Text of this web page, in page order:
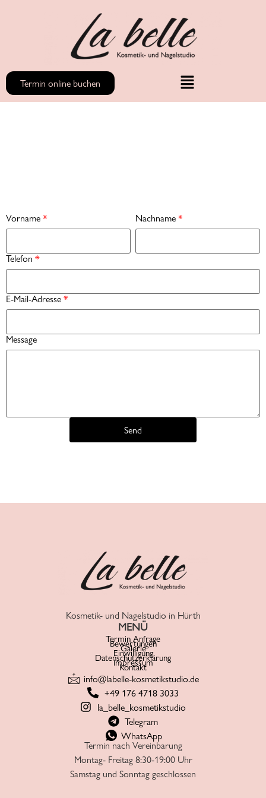
Termin online buchen
Vorname* Nachname*
Telefon*
E-Mail-Adresse*
Message
Send
Kosmetik- und Nagelstudio in Hürth
MENÜ
Termin Anfrage
Bewertungen
Galerie
Einwilligung
Datenschutzerklärung
Impressum
Kontakt
info@labelle-kosmetikstudio.de
+49 176 4718 3033
la_belle_kosmetikstudio
Telegram
WhatsApp
Termin nach Vereinbarung
Montag- Freitag 8:30-19:00 Uhr
Samstag und Sonntag geschlossen